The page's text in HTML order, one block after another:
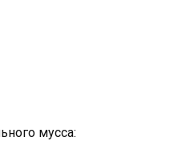
мусса: